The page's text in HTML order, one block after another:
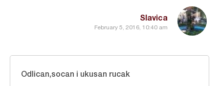
Slavica
February 5, 2016, 10:40 am
Odlican,socan i ukusan rucak